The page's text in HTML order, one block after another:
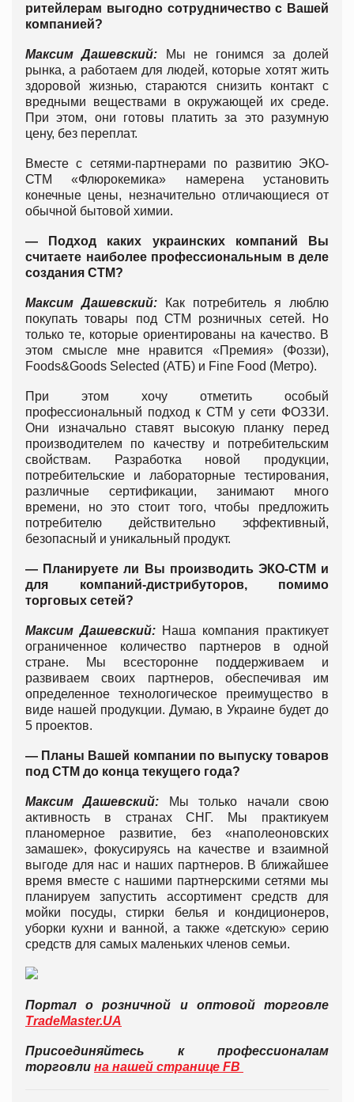
ритейлерам выгодно сотрудничество с Вашей
компанией?
Максим Дашевский: Мы не гонимся за долей
рынка, а работаем для людей, которые хотят жить
здоровой жизнью, стараются снизить контакт с
вредными веществами в окружающей их среде.
При этом, они готовы платить за это разумную
цену, без переплат.
Вместе с сетями-партнерами по развитию ЭКО-
СТМ «Флюрокемика» намерена установить
конечные цены, незначительно отличающиеся от
обычной бытовой химии.
— Подход каких украинских компаний Вы
считаете наиболее профессиональным в деле
создания СТМ?
Максим Дашевский: Как потребитель я люблю
покупать товары под СТМ розничных сетей. Но
только те, которые ориентированы на качество. В
этом смысле мне нравится «Премия» (Фоззи),
Foods&Goods Selected (АТБ) и Fine Food (Метро).
При этом хочу отметить особый
профессиональный подход к СТМ у сети ФОЗЗИ.
Они изначально ставят высокую планку перед
производителем по качеству и потребительским
свойствам. Разработка новой продукции,
потребительские и лабораторные тестирования,
различные сертификации, занимают много
времени, но это стоит того, чтобы предложить
потребителю действительно эффективный,
безопасный и уникальный продукт.
— Планируете ли Вы производить ЭКО-СТМ и
для компаний-дистрибуторов, помимо
торговых сетей?
Максим Дашевский: Наша компания практикует
ограниченное количество партнеров в одной
стране. Мы всесторонне поддерживаем и
развиваем своих партнеров, обеспечивая им
определенное технологическое преимущество в
виде нашей продукции. Думаю, в Украине будет до
5 проектов.
— Планы Вашей компании по выпуску товаров
под СТМ до конца текущего года?
Максим Дашевский: Мы только начали свою
активность в странах СНГ. Мы практикуем
планомерное развитие, без «наполеоновских
замашек», фокусируясь на качестве и взаимной
выгоде для нас и наших партнеров. В ближайшее
время вместе с нашими партнерскими сетями мы
планируем запустить ассортимент средств для
мойки посуды, стирки белья и кондиционеров,
уборки кухни и ванной, а также «детскую» серию
средств для самых маленьких членов семьи.
Портал о розничной и оптовой торговле
TradeMaster.UA
Присоединяйтесь к профессионалам
торговли на нашей странице FB